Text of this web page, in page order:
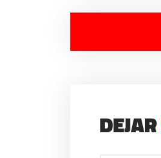
DEJAR